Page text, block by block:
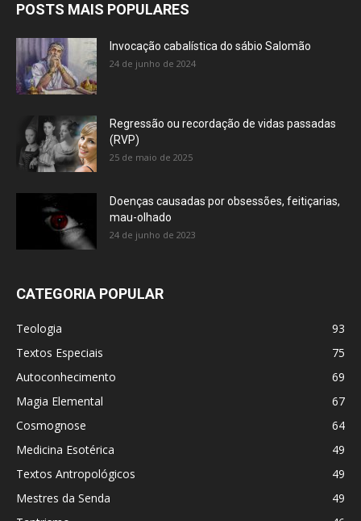
POSTS MAIS POPULARES
Invocação cabalística do sábio Salomão
24 de junho de 2024
Regressão ou recordação de vidas passadas
(RVP)
25 de maio de 2025
Doenças causadas por obsessões, feitiçarias,
mau-olhado
24 de junho de 2023
CATEGORIA POPULAR
Teologia
93
Textos Especiais
75
Autoconhecimento
69
Magia Elemental
67
Cosmognose
64
Medicina Esotérica
49
Textos Antropológicos
49
Mestres da Senda
49